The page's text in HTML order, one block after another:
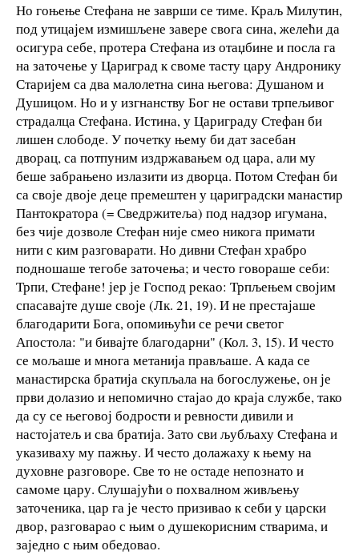
Но гоњење Стефана не заврши се тиме. Краљ Милутин,
под утицајем измишљене завере свога сина, желећи да
осигура себе, протера Стефана из отаџбине и посла га
на заточење у Цариград к своме тасту цару Андронику
Старијем са два малолетна сина његова: Душаном и
Душицом. Но и у изгнанству Бог не остави трпељивог
страдалца Стефана. Истина, у Цариграду Стефан би
лишен слободе. У почетку њему би дат засебан
дворац, са потпуним издржавањем од цара, али му
беше забрањено излазити из дворца. Потом Стефан би
са своје двоје деце премештен у цариградски манастир
Пантократора (= Сведржитеља) под надзор игумана,
без чије дозволе Стефан није смео никога примати
нити с ким разговарати. Но дивни Стефан храбро
подношаше тегобе заточења; и често говораше себи:
Трпи, Стефане! јер је Господ рекао: Трпљењем својим
спасавајте душе своје (Лк. 21, 19). И не престајаше
благодарити Бога, опомињући се речи светог
Апостола: "и бивајте благодарни" (Кол. 3, 15). И често
се мољаше и многа метанија прављаше. А када се
манастирска братија скупљала на богослужење, он је
први долазио и непомично стајао до краја службе, тако
да су се његовој бодрости и ревности дивили и
настојатељ и сва братија. Зато сви љубљаху Стефана и
указиваху му пажњу. И често долажаху к њему на
духовне разговоре. Све то не остаде непознато и
самоме цару. Слушајући о похвалном живљењу
заточеника, цар га је често призивао к себи у царски
двор, разговарао с њим о душекорисним стварима, и
заједно с њим обедовао.